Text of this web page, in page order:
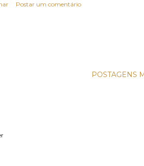
Postar um comentário
POSTAGENS